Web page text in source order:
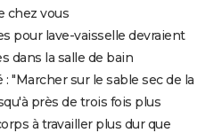
chez vous
pour lave-vaisselle devraient
dans la salle de bain
"Marcher sur le sable sec de la
près de trois fois plus
à travailler plus dur que